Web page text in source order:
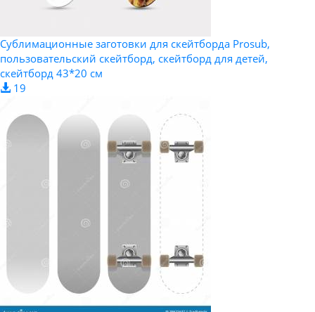
Сублимационные заготовки для скейтборда Prosub,
пользовательский скейтборд, скейтборд для детей,
скейтборд 43*20 см
19